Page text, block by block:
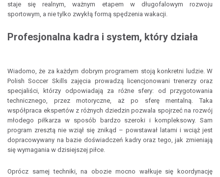
staje się realnym, ważnym etapem w długofalowym rozwoju
sportowym, a nie tylko zwykłą formą spędzenia wakacji.
Profesjonalna kadra i system, który działa
Wiadomo, że za każdym dobrym programem stoją konkretni ludzie. W
Polish Soccer Skills zajęcia prowadzą licencjonowani trenerzy oraz
specjaliści, którzy odpowiadają za różne sfery: od przygotowania
technicznego, przez motoryczne, aż po sferę mentalną. Taka
współpraca ekspertów z różnych dziedzin pozwala spojrzeć na rozwój
młodego piłkarza w sposób bardzo szeroki i kompleksowy. Sam
program zresztą nie wziął się znikąd – powstawał latami i wciąż jest
dopracowywany na bazie doświadczeń kadry oraz tego, jak zmieniają
się wymagania w dzisiejszej piłce.
Oprócz samej techniki, na obozie mocno wałkuje się koordynację